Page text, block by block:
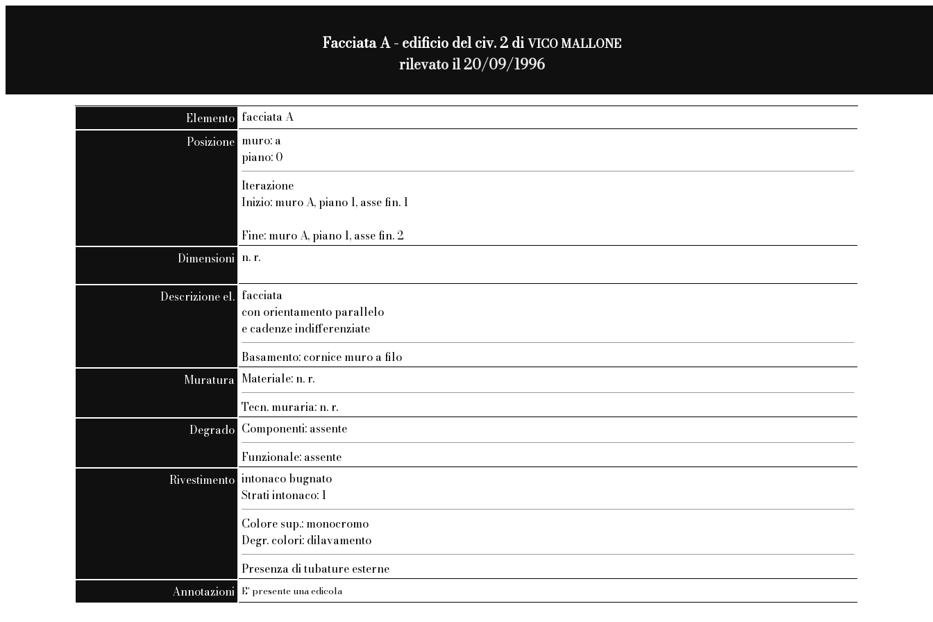
Facciata A - edificio del civ. 2 diVICO MALLONE
rilevato il 20/09/1996
Elemento facciata A
Posizione muro: a
piano: 0
Iterazione
Inizio: muro A, piano 1, asse fin. 1
Fine: muro A, piano 1, asse fin. 2
Dimensioni n. r.
Descrizione el. facciata
con orientamento parallelo
e cadenze indifferenziate
Basamento: cornice muro a filo
Muratura Materiale: n. r.
Tecn. muraria: n. r.
Degrado Componenti: assente
Funzionale: assente
Rivestimento intonaco bugnato
Strati intonaco: 1
Colore sup.: monocromo
Degr. colori: dilavamento
Presenza di tubature esterne
Annotazioni E' presente una edicola